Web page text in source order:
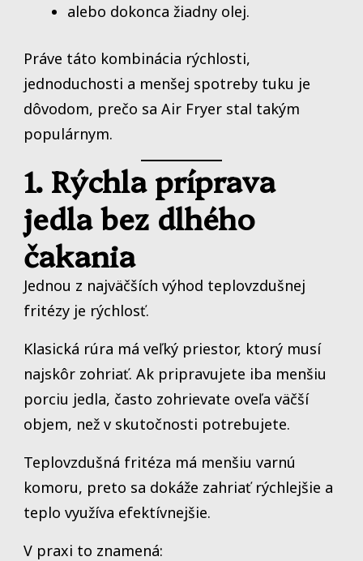
alebo dokonca žiadny olej.
Práve táto kombinácia rýchlosti,
jednoduchosti a menšej spotreby tuku je
dôvodom, prečo sa Air Fryer stal takým
populárnym.
1. Rýchla príprava
jedla bez dlhého
čakania
Jednou z najväčších výhod teplovzdušnej
fritézy je rýchlosť.
Klasická rúra má veľký priestor, ktorý musí
najskôr zohriať. Ak pripravujete iba menšiu
porciu jedla, často zohrievate oveľa väčší
objem, než v skutočnosti potrebujete.
Teplovzdušná fritéza má menšiu varnú
komoru, preto sa dokáže zahriať rýchlejšie a
teplo využíva efektívnejšie.
V praxi to znamená: